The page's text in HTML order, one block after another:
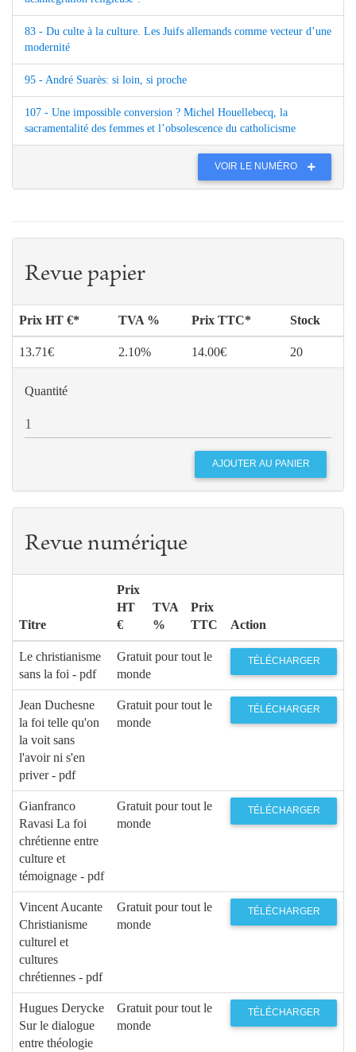
83 - Du culte à la culture. Les Juifs allemands comme vecteur d’une
modernité
95 - André Suarès: si loin, si proche
107 - Une impossible conversion ? Michel Houellebecq, la
sacramentalité des femmes et l’obsolescence du catholicisme
VOIR LE NUMÉRO
Revue papier
Prix HT €* TVA % Prix TTC* Stock
13.71€ 2.10% 14.00€ 20
Quantité
Revue numérique
Titre
Prix
HT
€
TVA
%
Prix
TTC
Action
Le christianisme
sans la foi - pdf
Gratuit pour tout le
monde
TÉLÉCHARGER
Jean Duchesne
la foi telle qu'on
la voit sans
l'avoir ni s'en
priver - pdf
Gratuit pour tout le
monde
TÉLÉCHARGER
Gianfranco
Ravasi La foi
chrétienne entre
culture et
témoignage - pdf
Gratuit pour tout le
monde
TÉLÉCHARGER
Vincent Aucante
Christianisme
culturel et
cultures
chrétiennes - pdf
Gratuit pour tout le
monde
TÉLÉCHARGER
Hugues Derycke
Sur le dialogue
entre théologie
Gratuit pour tout le
monde
TÉLÉCHARGER